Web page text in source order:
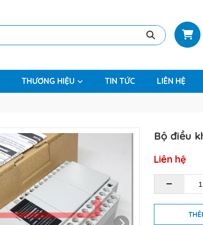
THƯƠNG HIỆU TIN TỨC LIÊN HỆ
Bộ điều
Liên hệ